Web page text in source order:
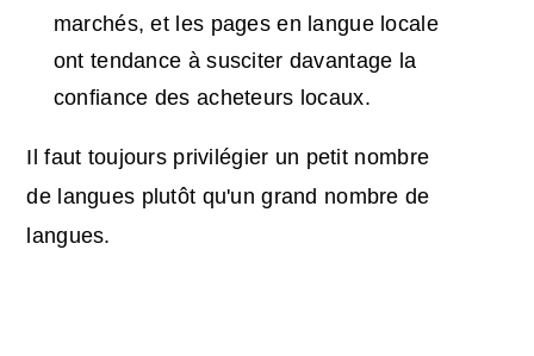
marchés, et les pages en langue locale
ont tendance à susciter davantage la
confiance des acheteurs locaux.
Il faut toujours privilégier un petit nombre
de langues plutôt qu'un grand nombre de
langues.